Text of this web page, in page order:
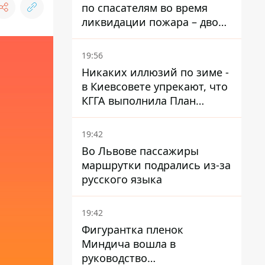
по спасателям во время
ликвидации пожара – двое
раненых
19:56
Никаких иллюзий по зиме -
в Киевсовете упрекают, что
КГГА выполнила План
устойчивости на 20%
19:42
Во Львове пассажиры
маршрутки подрались из-за
русского языка
19:42
Фигурантка пленок
Миндича вошла в
руководство